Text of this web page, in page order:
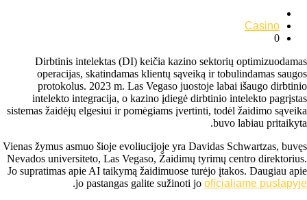
Casino
0
Dirbtinis intelektas (DI) keičia kazino sektorių optimizuodamas
operacijas, skatindamas klientų sąveiką ir tobulindamas saugos
protokolus. 2023 m. Las Vegaso juostoje labai išaugo dirbtinio
intelekto integracija, o kazino įdiegė dirbtinio intelekto pagrįstas
sistemas žaidėjų elgesiui ir pomėgiams įvertinti, todėl žaidimo sąveika
buvo labiau pritaikyta.
Vienas žymus asmuo šioje evoliucijoje yra Davidas Schwartzas, buvęs
Nevados universiteto, Las Vegaso, Žaidimų tyrimų centro direktorius.
Jo supratimas apie AI taikymą žaidimuose turėjo įtakos. Daugiau apie
jo pastangas galite sužinoti jo oficialiame puslapyje
.